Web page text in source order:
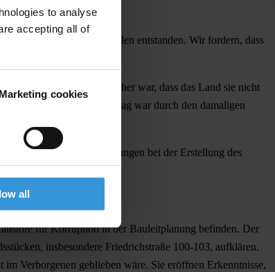
to analyse
accepting all of
Marketing cookies
all
Regeln gehalten.
erheblicher Schaden entstanden. Wir fordern, dass
von denen vorab sicher war, dass das Land sie nicht
Dieser katastrophale Vertrag war durch den damaligen
vertraglicher Vereinbarungen bei der Erstellung des
für Korruption in der Bauleitplanung befinden. Der
insbesondere Friedrichstraße 100-103, aufklären.
Verborgenen geblieben wäre. Sie eröffnen Erkenntnisse,